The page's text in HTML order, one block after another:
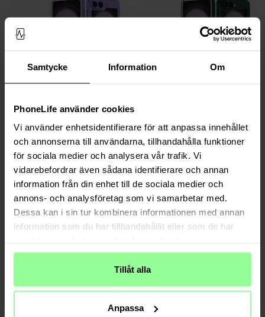
Samtycke Information Om
PhoneLife använder cookies
Vi använder enhetsidentifierare för att anpassa innehållet
och annonserna till användarna, tillhandahålla funktioner
för sociala medier och analysera vår trafik. Vi
vidarebefordrar även sådana identifierare och annan
information från din enhet till de sociala medier och
annons- och analysföretag som vi samarbetar med.
Dessa kan i sin tur kombinera informationen med annan
information som du har tillhandahållit eller som de har
Tillåt alla
Anpassa
Auf Lager
Samsung Galaxy Z Flip 7 Hülle
17,95 €
Samsung Galaxy Z Flip 7 Hülle
Magnetische Ringhalter Grün
17,95 €